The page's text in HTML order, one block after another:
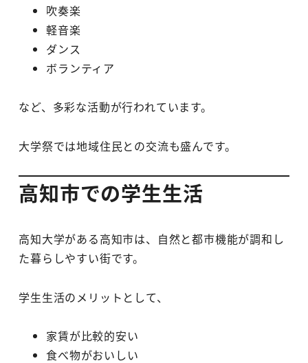
吹奏楽
軽音楽
ダンス
ボランティア
など、多彩な活動が行われています。
大学祭では地域住民との交流も盛んです。
高知市での学生生活
高知大学がある高知市は、自然と都市機能が調和し
た暮らしやすい街です。
学生生活のメリットとして、
家賃が比較的安い
食べ物がおいしい